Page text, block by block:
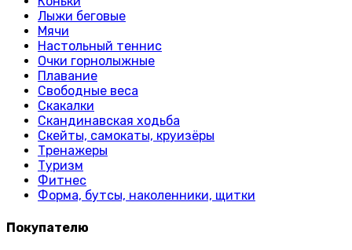
Лыжи беговые
Мячи
Настольный теннис
Очки горнолыжные
Плавание
Свободные веса
Скакалки
Скандинавская ходьба
Скейты, самокаты, круизёры
Тренажеры
Туризм
Фитнес
Форма, бутсы, наколенники, щитки
Покупателю